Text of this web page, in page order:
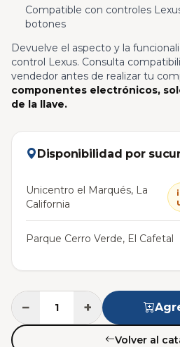
Compatible con controles
botones
Devuelve el aspecto y la
control Lexus. Consulta
vendedor antes de realizar tu
componentes electrónicos,
de la llave.
Disponibilidad por
Unicentro el Marqués, La
California
Parque Cerro Verde, El Cafetal
− +
Volver al